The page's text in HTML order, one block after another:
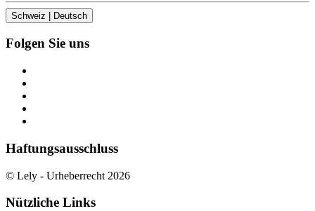
Schweiz | Deutsch
Folgen Sie uns
Haftungsausschluss
© Lely - Urheberrecht 2026
Nützliche Links